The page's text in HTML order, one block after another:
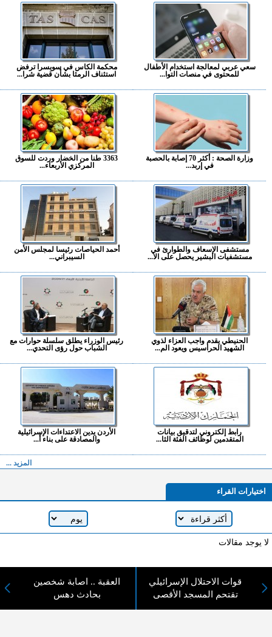
سعي عربي لمعالجة استخدام الأطفال
للمحتوى في منصات التوا...
محكمة الكاس في سويسرا ترفض
استئناف الرمثا بشأن قضية شرا...
وزارة الصحة : أكثر 70 إصابة بالحصبة
في إربد...
3363 طنا من الخضار وردت للسوق
المركزي الأربعاء...
مستشفى الإسعاف والطوارئ في
مستشفيات البشير يحصل على الا...
أحمد الحياصات رئيسا لمجلس الأمن
السيبراني...
الحنيطي يقدم واجب العزاء لذوي
الشهيد الحراسيس ويعود الم...
رئيس الوزراء يطلق سلسلة حوارات مع
الشباب حول رؤى التحدي...
رابط إلكتروني لتدقيق بيانات
المتقدمين لوظائف الفئة الثا...
الأردن يدين الاعتداءات الإسرائيلية
والمصادقة على بناء أ...
المزيد ...
اختيارات القراء
لا يوجد مقالات
قوات الاحتلال الإسرائيلي
تقتحم المسجد الأقصى
العقبة .. اصابة شخصين
بحادث دهس
لا مانع من الإقتباس وإعادة النشر شريط ذكر المصدر ( المدينة نيوز ) - الآراء والتعليقات
المنشورة تعبر عن رأي أصحابها فقط